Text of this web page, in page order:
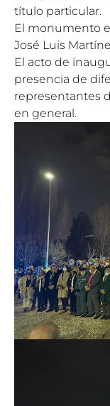
título particular.
El monumento
José Luis
El acto de
presencia de
representantes
en general.